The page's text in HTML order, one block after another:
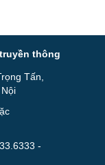
thông
Tấn,
-